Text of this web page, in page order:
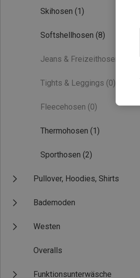
Skihosen (1)
Softshellhosen (8)
Jeans & Freizeithosen
Tights & Leggings (0)
Fleecehosen (0)
Thermohosen (1)
Sporthosen (2)
Pullover, Hoodies, Shirts
Bademoden
Westen
Overalls
Funktionsunterwäsche